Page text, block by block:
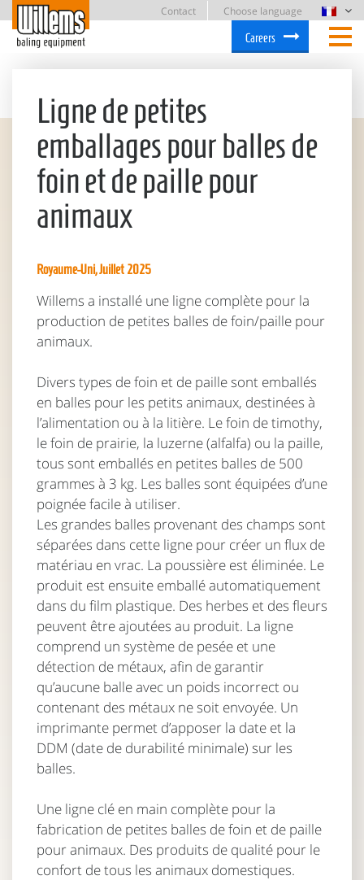
Contact
Choose language
Careers
Ligne de petites
emballages pour balles de
foin et de paille pour
animaux
Royaume-Uni, Juillet 2025
Willems a installé une ligne complète pour la
production de petites balles de foin/paille pour
animaux.
Divers types de foin et de paille sont emballés
en balles pour les petits animaux, destinées à
l’alimentation ou à la litière. Le foin de timothy,
le foin de prairie, la luzerne (alfalfa) ou la paille,
tous sont emballés en petites balles de 500
grammes à 3 kg. Les balles sont équipées d’une
poignée facile à utiliser.
Les grandes balles provenant des champs sont
séparées dans cette ligne pour créer un flux de
matériau en vrac. La poussière est éliminée. Le
produit est ensuite emballé automatiquement
dans du film plastique. Des herbes et des fleurs
peuvent être ajoutées au produit. La ligne
comprend un système de pesée et une
détection de métaux, afin de garantir
qu’aucune balle avec un poids incorrect ou
contenant des métaux ne soit envoyée. Un
imprimante permet d’apposer la date et la
DDM (date de durabilité minimale) sur les
balles.
Une ligne clé en main complète pour la
fabrication de petites balles de foin et de paille
pour animaux. Des produits de qualité pour le
confort de tous les animaux domestiques.